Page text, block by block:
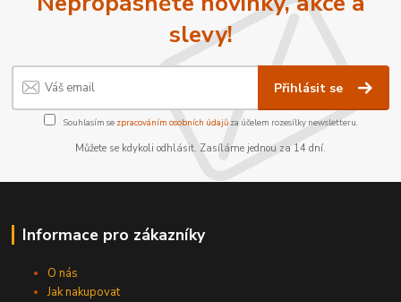
slevy!
Přihlásit se
Souhlasím se zpracováním osobních údajůza účelem rozesílky newsletteru.
Můžete se kdykoli odhlásit. Zasíláme jednou za 14 dní.
Informace pro zákazníky
O nás
Jak nakupovat